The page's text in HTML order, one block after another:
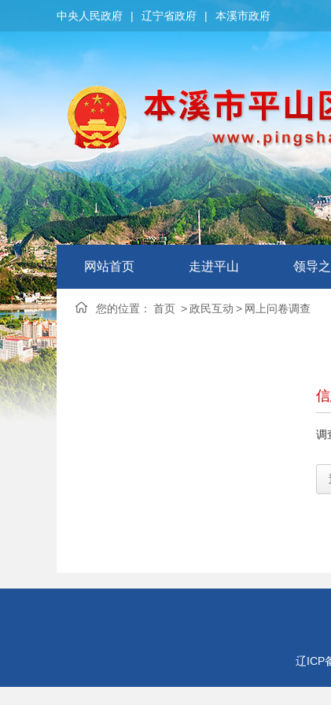
中央人民政府 | 辽宁省政府 | 本溪市政府
网站首页 走进平山 领导
您的位置： 首页 >政民互动 > 网上问卷调查
调
辽ICP